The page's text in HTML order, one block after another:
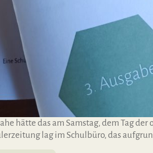
hätte das am Samstag, dem Tag
lag im Schulbüro, das